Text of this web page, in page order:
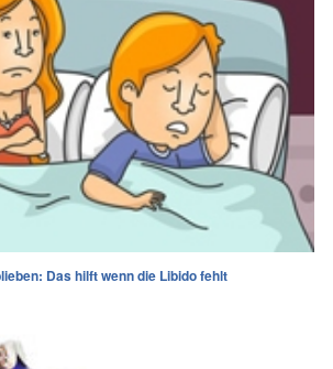
Das hilft wenn die Libido fehlt